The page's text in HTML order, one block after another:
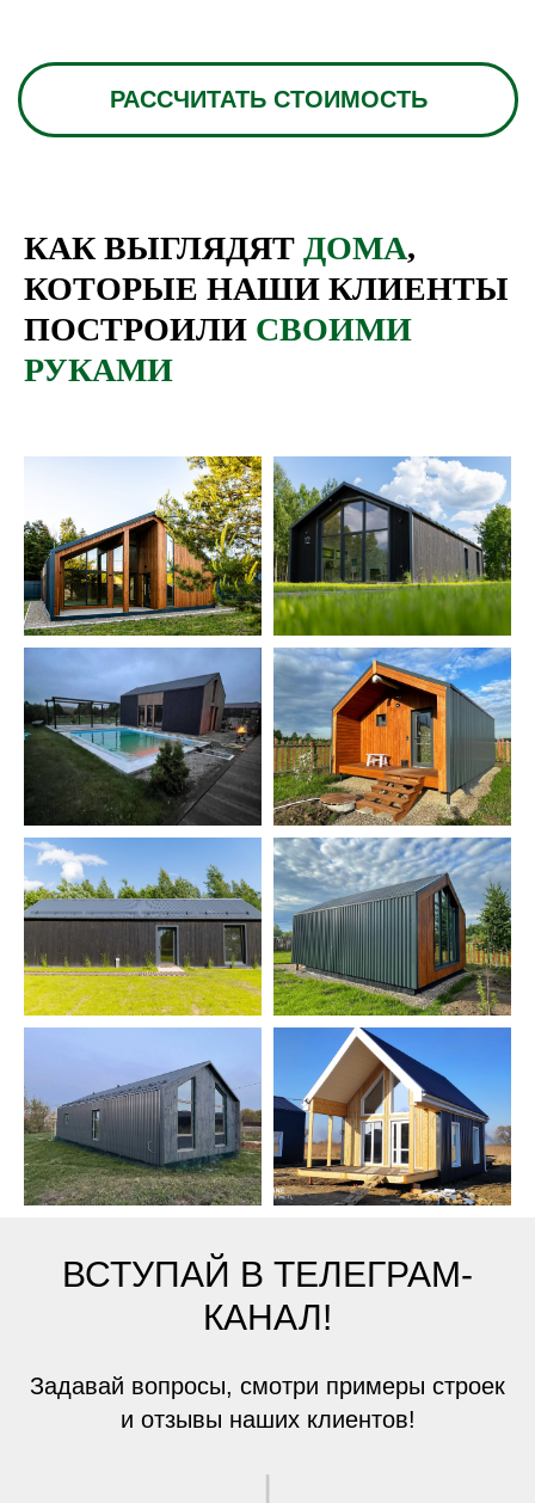
КАК ВЫГЛЯДЯТ ДОМА,
КОТОРЫЕ НАШИ КЛИЕНТЫ
ПОСТРОИЛИ СВОИМИ
РУКАМИ
ВСТУПАЙ В ТЕЛЕГРАМ-
КАНАЛ!
Задавай вопросы, смотри примеры строек
и отзывы наших клиентов!